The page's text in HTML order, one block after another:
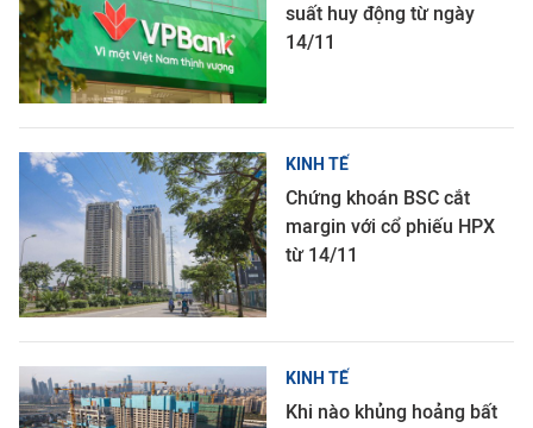
suất huy động từ ngày
14/11
KINH TẾ
Chứng khoán BSC cắt
margin với cổ phiếu HPX
từ 14/11
KINH TẾ
Khi nào khủng hoảng bất